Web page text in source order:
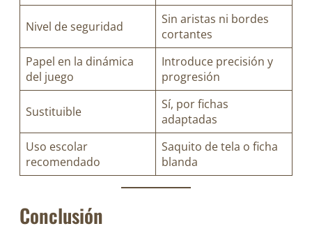
Nivel de seguridad
Sin aristas ni bordes
cortantes
Papel en la dinámica
del juego
Introduce precisión y
progresión
Sustituible
Sí, por fichas
adaptadas
Uso escolar
recomendado
Saquito de tela o ficha
blanda
Conclusión